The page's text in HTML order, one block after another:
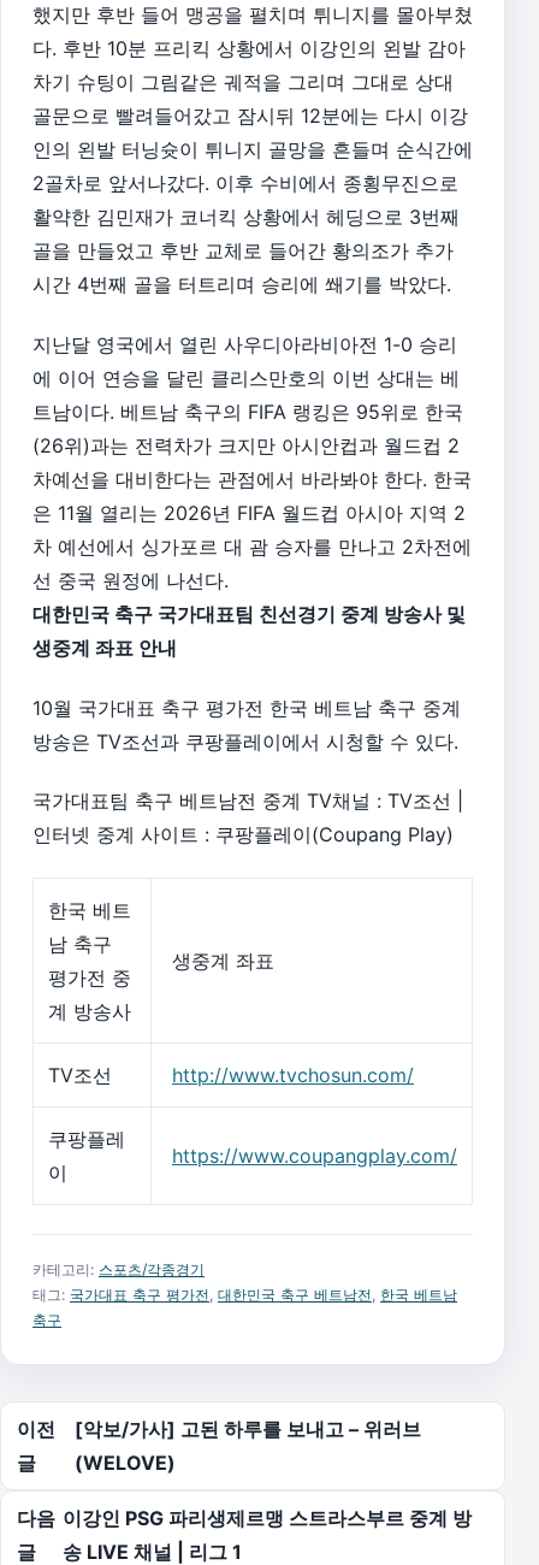
했지만 후반 들어 맹공을 펼치며 튀니지를 몰아부쳤
다. 후반 10분 프리킥 상황에서 이강인의 왼발 감아
차기 슈팅이 그림같은 궤적을 그리며 그대로 상대
골문으로 빨려들어갔고 잠시뒤 12분에는 다시 이강
인의 왼발 터닝슛이 튀니지 골망을 흔들며 순식간에
2골차로 앞서나갔다. 이후 수비에서 종횡무진으로
활약한 김민재가 코너킥 상황에서 헤딩으로 3번째
골을 만들었고 후반 교체로 들어간 황의조가 추가
시간 4번째 골을 터트리며 승리에 쐐기를 박았다.
지난달 영국에서 열린 사우디아라비아전 1-0 승리
에 이어 연승을 달린 클리스만호의 이번 상대는 베
트남이다. 베트남 축구의 FIFA 랭킹은 95위로 한국
(26위)과는 전력차가 크지만 아시안컵과 월드컵 2
차예선을 대비한다는 관점에서 바라봐야 한다. 한국
은 11월 열리는 2026년 FIFA 월드컵 아시아 지역 2
차 예선에서 싱가포르 대 괌 승자를 만나고 2차전에
선 중국 원정에 나선다.
대한민국 축구 국가대표팀 친선경기 중계 방송사 및
생중계 좌표 안내
10월 국가대표 축구 평가전 한국 베트남 축구 중계
방송은 TV조선과 쿠팡플레이에서 시청할 수 있다.
국가대표팀 축구 베트남전 중계 TV채널 : TV조선 |
인터넷 중계 사이트 : 쿠팡플레이(Coupang Play)
한국 베트
남 축구
평가전 중
계 방송사
생중계 좌표
TV조선 http://www.tvchosun.com/
쿠팡플레
이
https://www.coupangplay.com/
카테고리: 스포츠/각종경기
태그: 국가대표 축구 평가전 대한민국 축구 베트남전 한국 베트남
축구
글 탐색
이전
글
[악보/가사] 고된 하루를 보내고 – 위러브
(WELOVE)
다음
글
이강인 PSG 파리생제르맹 스트라스부르 중계 방
송 LIVE 채널 | 리그 1